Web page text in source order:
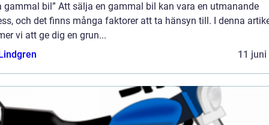
gammal bil” Att sälja en gammal bil kan vara en utmanande
och det finns många faktorer att ta hänsyn till. I denna
vi att ge dig en grun...
11 juni